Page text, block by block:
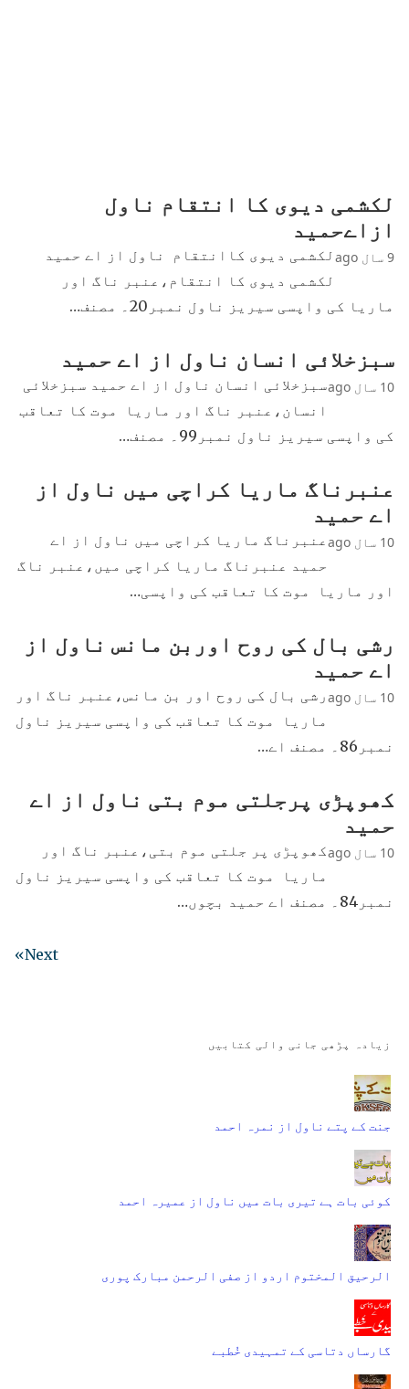
لکشمی دیوی کا انتقام ناول
ازاےحمید
9 سال ago
لکشمی دیوی کاانتقام ناول از اے حمید
لکشمی دیوی کا انتقام،عنبر ناگ اور
ماریا کی واپسی سیریز ناول نمبر20۔ مصنف…
سبزخلائی انسان ناول از اے حمید
10 سال ago
سبزخلائی انسان ناول از اے حمید سبزخلائی
انسان،عنبر ناگ اور ماریا موت کا تعاقب
کی واپسی سیریز ناول نمبر99۔ مصنف…
عنبرناگ ماریا کراچی میں ناول از
اے حمید
10 سال ago
عنبرناگ ماریا کراچی میں ناول از اے
حمید عنبرناگ ماریا کراچی میں،عنبر ناگ
اور ماریا موت کا تعاقب کی واپسی…
رشی بال کی روح اوربن مانس ناول از
اے حمید
10 سال ago
رشی بال کی روح اور بن مانس،عنبر ناگ اور
ماریا موت کا تعاقب کی واپسی سیریز ناول
نمبر86۔ مصنف اے…
کھوپڑی پرجلتی موم بتی ناول از اے
حمید
10 سال ago
کھوپڑی پر جلتی موم بتی،عنبر ناگ اور
ماریا موت کا تعاقب کی واپسی سیریز ناول
نمبر84۔ مصنف اے حمید بچوں…
Next»
زیادہ پڑھی جانی والی کتابیں
جنت کے پتے ناول از نمرہ احمد
کوئی بات ہے تیری بات میں ناول از عمیرہ احمد
الرحیق المختوم اردو از صفی الرحمن مبارک پوری
گارساں دتاسی کے تمہیدی خُطبے